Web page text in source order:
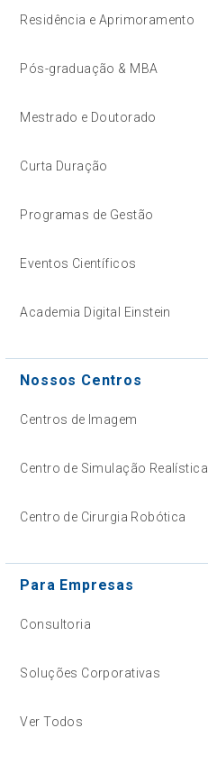
Residência e Aprimoramento
Pós-graduação & MBA
Mestrado e Doutorado
Curta Duração
Programas de Gestão
Eventos Científicos
Academia Digital Einstein
Nossos Centros
Centros de Imagem
Centro de Simulação Realística
Centro de Cirurgia Robótica
Para Empresas
Consultoria
Soluções Corporativas
Ver Todos